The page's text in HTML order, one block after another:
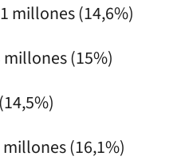
millones (14,6%)
millones (15%)
millones (16,1%)